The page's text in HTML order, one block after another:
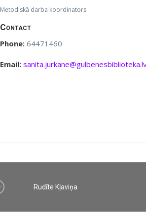
Metodiskā darba koordinators
Contact
Phone: 64471460
Email:
Rudīte Kļaviņa